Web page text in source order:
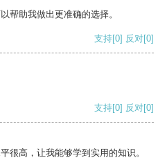
帮助我做出更准确的选择。
支持[0] 反对[0]
支持[0] 反对[0]
很高，让我能够学到实用的知识。